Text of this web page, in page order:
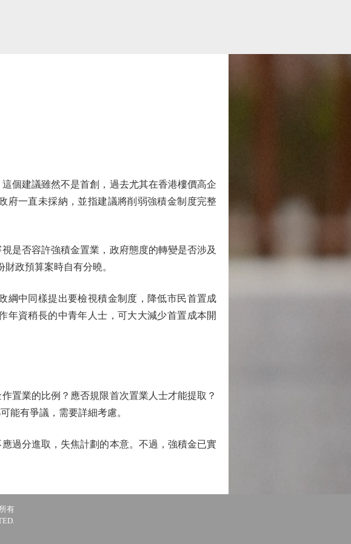
建議雖然不是首創，過去尤其在香港樓價高企
府一直未採納，並指建議將削弱強積金制度完整
否容許強積金置業，政府態度的轉變是否涉及
政預算案時自有分曉。
中同樣提出要檢視積金制度，降低市民首置成
年資稍長的中青年人士，可大大減少首置成本開
業的比例？應否規限首次置業人士才能提取？
能有爭議，需要詳細考慮。
分進取，失焦計劃的本意。不過，強積金已實
有